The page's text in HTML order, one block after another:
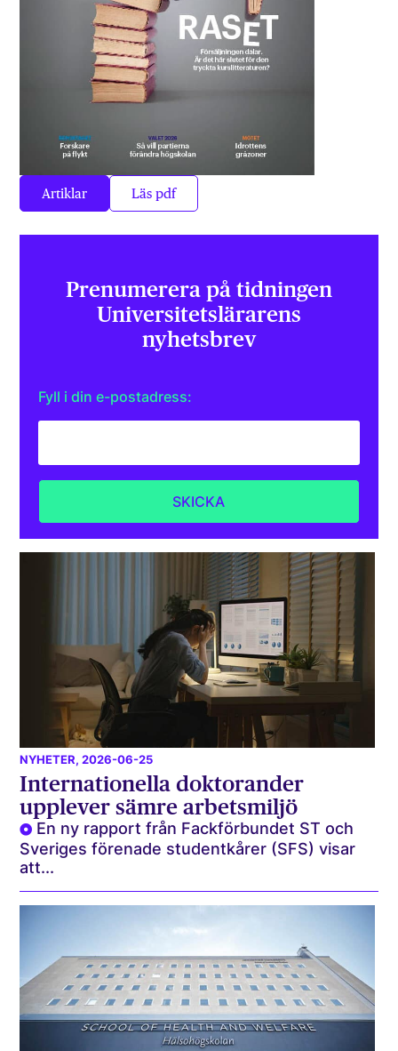
Artiklar Läs pdf
Prenumerera på tidningen
Universitets­lärarens
nyhetsbrev
Fyll i din e-postadress:
NYHETER, 2026-06-25
Internationella doktorander
upplever sämre arbetsmiljö
En ny rapport från Fackförbundet ST och
Sveriges förenade studentkårer (SFS) visar
att...